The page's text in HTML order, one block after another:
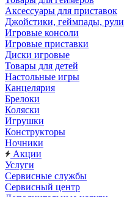
Аксессуары для приставок
Джойстики, геймпады, рули
Игровые консоли
Игровые приставки
Диски игровые
Товары для детей
Настольные игры
Канцелярия
Брелоки
Коляски
Игрушки
Конструкторы
Ночники
Акции
Услуги
Сервисные службы
Сервисный центр